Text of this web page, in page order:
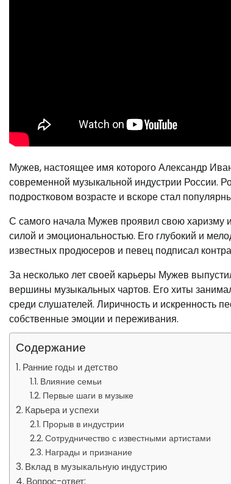
Мужев, настоящее имя которого Александр
современной музыкальной индустрии России.
подростковом возрасте и вскоре стал
С самого начала Мужев проявил свою харизму
силой и эмоциональностью. Его глубокий и
известных продюсеров и певец подписал
За несколько лет своей карьеры Мужев
вершины музыкальных чартов. Его хиты
среди слушателей. Лиричность и искренность
собственные эмоции и переживания.
Содержание
Ранние годы и детство
Влияние семьи
Первые шаги в музыке
Карьера и успехи
Прорыв в индустрии
Сотрудничество с известными артистами
Награды и признание
Вклад в музыкальную индустрию
Вопрос-ответ: